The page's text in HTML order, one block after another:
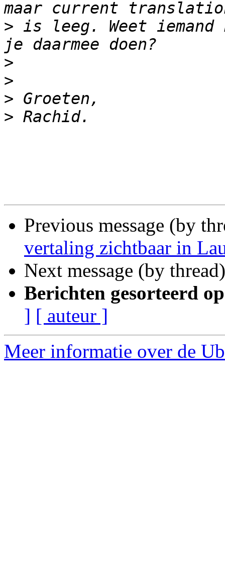
> is leeg. Weet iemand
>
>
>
>
Previous message (by
vertaling zichtbaar in
Next message (by
Berichten gesorteerd
] [ auteur ]
Meer informatie over de